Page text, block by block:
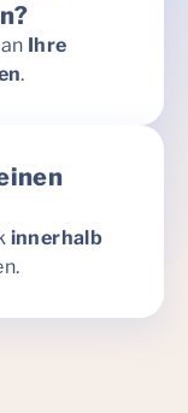
Ihre
.
innerhalb